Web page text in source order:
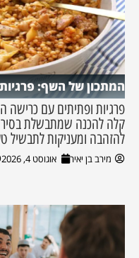
המתכון של השף:
פרגיות ופתיתים עם
קלה להכנה שמתבשלת בסיר
להזהבה ומעניקות לתבשיל
מירב בן יאיר אוגוסט 4, 2026